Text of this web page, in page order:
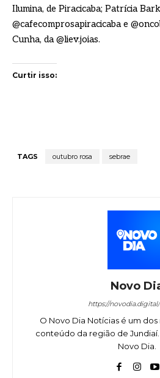
Ilumina, de Piracicaba; Patrícia
@cafecomprosapiracicaba e
Cunha, da @liev.joias.
Curtir isso:
TAGS outubro rosa sebrae
Novo
https://
O Novo Dia Notícias é um
conteúdo da região de
Novo Dia.